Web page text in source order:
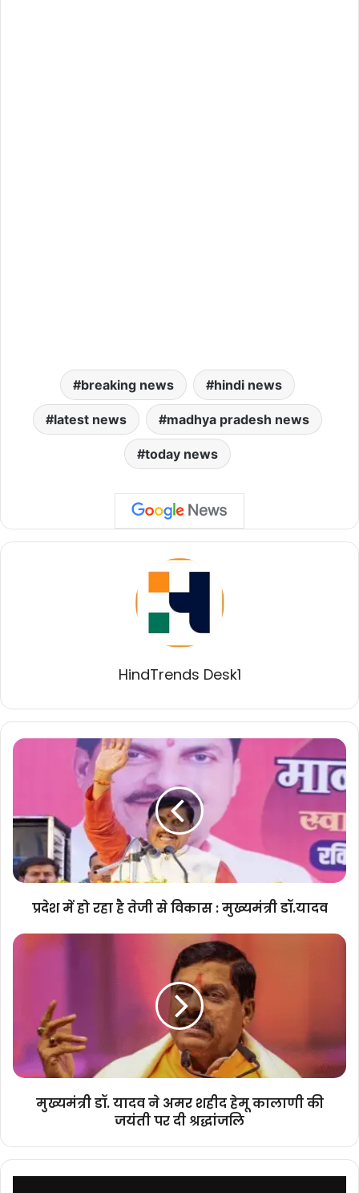
breaking news hindi news
latest news madhya pradesh news
today news
HindTrends Desk1
प्रदेश
है
तेजी
से
विकास
:
मुख्यमंत्री
डॉ.यादवप्रदेश में हो रहा है तेजी से विकास : मुख्यमंत्री डॉ.यादव
मुख्यमंत्री
कालाणी
की
श्रद्धांजलि
मुख्यमंत्री डॉ. यादव ने अमर शहीद हेमू कालाणी की
जयंती पर दी श्रद्धांजलि